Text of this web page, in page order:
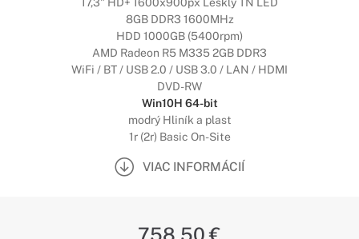
8GB DDR3 1600MHz
HDD 1000GB (5400rpm)
AMD Radeon R5 M335 2GB DDR3
WiFi / BT / USB 2.0 / USB 3.0 / LAN / HDMI
DVD-RW
Win10H 64-bit
modrý Hliník a plast
1r (2r) Basic On-Site
VIAC INFORMÁCIÍ
758,50 €